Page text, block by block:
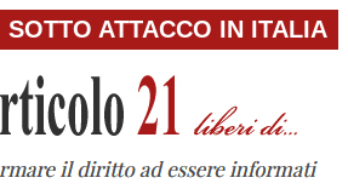
ATTACCO IN ITALIA